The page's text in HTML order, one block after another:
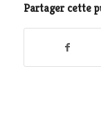
Partager cette